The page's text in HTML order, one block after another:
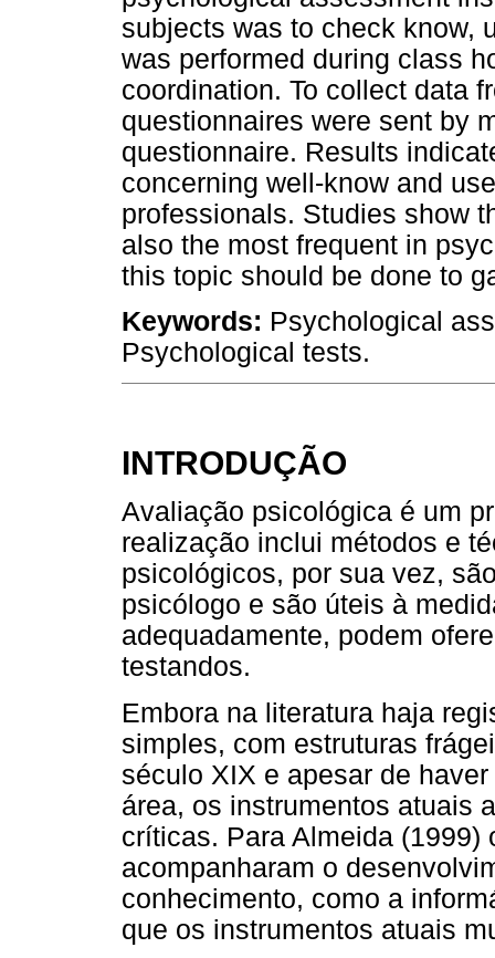
subjects was to check know,
was performed during class
coordination. To collect data
questionnaires were sent by
questionnaire. Results
concerning well-know and
professionals. Studies show
also the most frequent in
this topic should be done to
Keywords: Psychological
Psychological tests.
INTRODUÇÃO
Avaliação psicológica é um
realização inclui métodos e
psicológicos, por sua vez,
psicólogo e são úteis à
adequadamente, podem
testandos.
Embora na literatura haja
simples, com estruturas
século XIX e apesar de
área, os instrumentos atuais
críticas. Para Almeida
acompanharam o
conhecimento, como a
que os instrumentos atuais